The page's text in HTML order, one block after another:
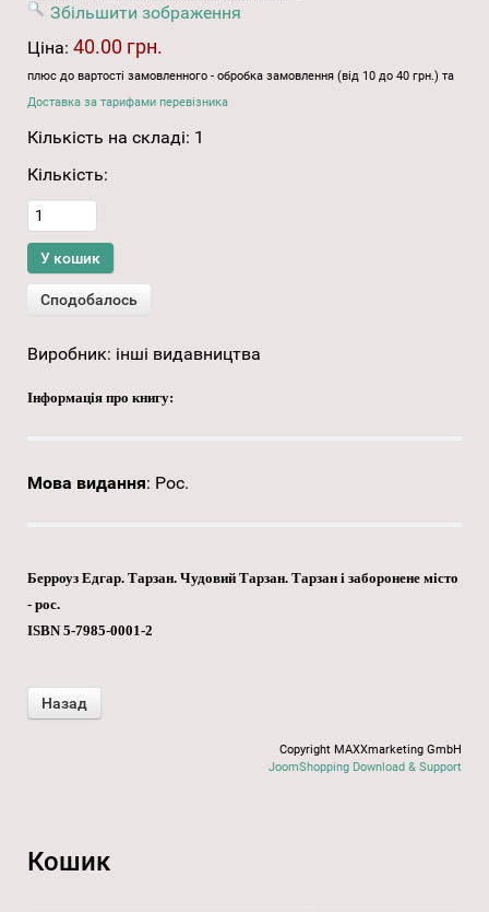
Збільшити зображення
Ціна: 40.00 грн.
плюс до вартості замовленного - обробка замовлення (від 10 до 40 грн.) та
Доставка за тарифами перевізника
Кількість на складі: 1
Кількість:
Виробник: інші видавництва
Інформація про книгу:
Мова видання: Рос.
Берроуз Едгар. Тарзан. Чудовий Тарзан. Тарзан і заборонене місто
- рос.
ISBN 5-7985-0001-2
Copyright MAXXmarketing GmbH
JoomShopping Download & Support
Кошик